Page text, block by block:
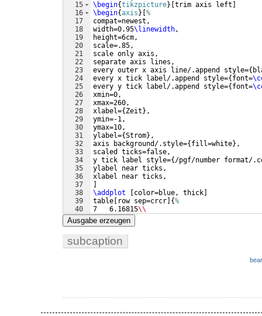
15
16
17
18
19
20
21
22
23
24
25
26
27
28
29
30
31
32
33
34
35
36
37
38
39
40
41
\begin{tikzpicture} trim axis left
\begin{axis } %
compat=newest,
width=0.95\linewidth,
height=6cm,
scale=.85,
scale only axis,
separate axis lines,
every outer x axis line/.append style={
every x tick label/.append style={ font=
every y tick label/.append style={ font=
xmin=0,
xmax=260,
xlabel={ Zeit } ,
ymin=-1,
ymax=10,
ylabel={Strom} ,
axis background/.style={ fill=white} ,
scaled ticks=false,
y tick label style={ /pgf/number format/
ylabel near ticks,
xlabel near ticks,
\addplot
color=blue, thick
table
row sep=crcr {%
7   6.16815\\
11  6.14285000000001
Ausgabe erzeugen
subcaption